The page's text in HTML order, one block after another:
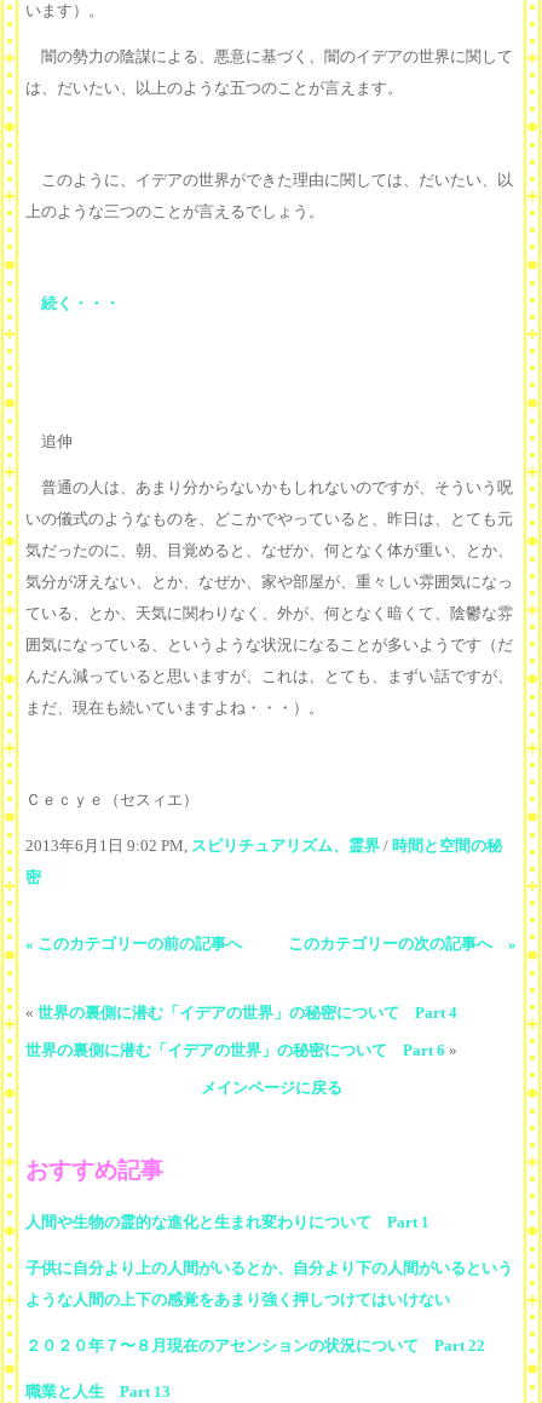
います）。
闇の勢力の陰謀による、悪意に基づく、闇のイデアの世界に関して
は、だいたい、以上のような五つのことが言えます。
このように、イデアの世界ができた理由に関しては、だいたい、以
上のような三つのことが言えるでしょう。
続く・・・
追伸
普通の人は、あまり分からないかもしれないのですが、そういう呪
いの儀式のようなものを、どこかでやっていると、昨日は、とても元
気だったのに、朝、目覚めると、なぜか、何となく体が重い、とか、
気分が冴えない、とか、なぜか、家や部屋が、重々しい雰囲気になっ
ている、とか、天気に関わりなく、外が、何となく暗くて、陰鬱な雰
囲気になっている、というような状況になることが多いようです（だ
んだん減っていると思いますが、これは、とても、まずい話ですが、
まだ、現在も続いていますよね・・・）。
Ｃｅｃｙｅ（セスィエ）
2013年6月1日 9:02 PM, スピリチュアリズム、霊界 / 時間と空間の秘
密
« このカテゴリーの前の記事へ このカテゴリーの次の記事へ »
« 世界の裏側に潜む「イデアの世界」の秘密について Part 4
世界の裏側に潜む「イデアの世界」の秘密について Part 6 »
メインページに戻る
おすすめ記事
人間や生物の霊的な進化と生まれ変わりについて Part 1
子供に自分より上の人間がいるとか、自分より下の人間がいるという
ような人間の上下の感覚をあまり強く押しつけてはいけない
２０２０年７〜８月現在のアセンションの状況について Part 22
職業と人生 Part 13